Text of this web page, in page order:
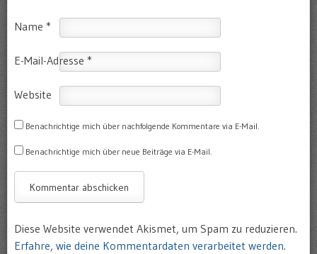
Name *
E-Mail-Adresse *
Website
Benachrichtige mich über nachfolgende Kommentare via E-Mail.
Benachrichtige mich über neue Beiträge via E-Mail.
Diese Website verwendet Akismet, um Spam zu reduzieren.
Erfahre, wie deine Kommentardaten verarbeitet werden.